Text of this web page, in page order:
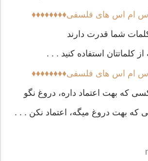
ام اس های فلسفی♦♦♦♦♦♦♦♦
شما قدرت دارند
از کلماتتان استفاده کنید . . .
ام اس های فلسفی♦♦♦♦♦♦♦♦
که بهت اعتماد داره، دروغ نگو
بهت دروغ میگه، اعتماد نکن . . .